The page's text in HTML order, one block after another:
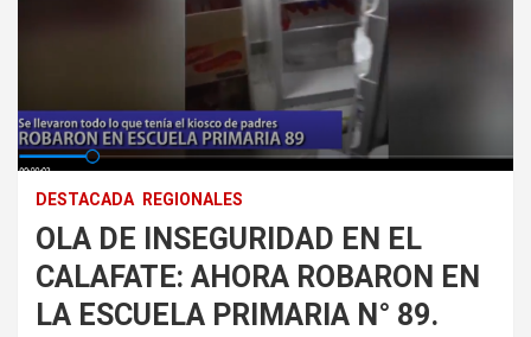
DESTACADA REGIONALES
OLA DE INSEGURIDAD EN EL
CALAFATE: AHORA ROBARON EN
LA ESCUELA PRIMARIA N° 89.